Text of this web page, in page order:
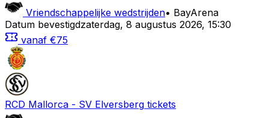
Vriendschappelijke wedstrijden• BayArena
Datum bevestigdzaterdag, 8 augustus 2026, 15:30
vanaf €75
RCD Mallorca - SV Elversberg tickets